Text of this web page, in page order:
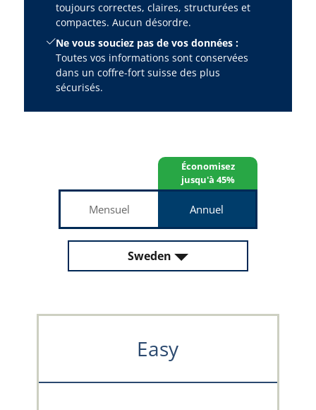
toujours correctes, claires, structurées et
compactes. Aucun désordre.
Ne vous souciez pas de vos données :
Toutes vos informations sont conservées
dans un coffre-fort suisse des plus
sécurisés.
Économisez
jusqu'à 45%
Mensuel Annuel
Sweden
Easy